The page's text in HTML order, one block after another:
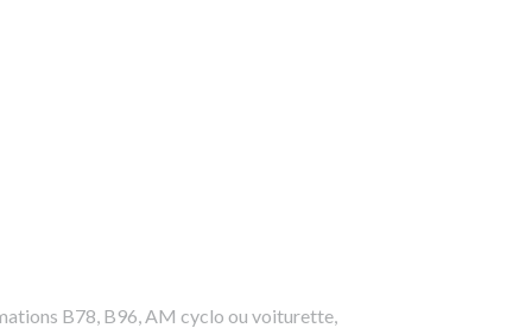
B78, B96, AM cyclo ou voiturette,